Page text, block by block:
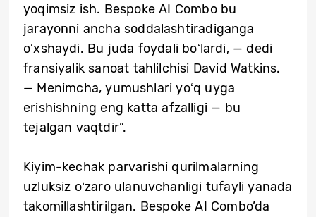
yoqimsiz ish. Bespoke AI Combo bu
jarayonni ancha soddalashtiradiganga
oʻxshaydi. Bu juda foydali boʻlardi, — dedi
fransiyalik sanoat tahlilchisi David Watkins.
— Menimcha, yumushlari yoʻq uyga
erishishning eng katta afzalligi — bu
tejalgan vaqtdir”.
Kiyim-kechak parvarishi qurilmalarning
uzluksiz oʻzaro ulanuvchanligi tufayli yanada
takomillashtirilgan. Bespoke AI Combo’da